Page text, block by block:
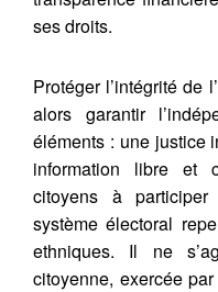
ses droits.
Protéger l’intégrité de
alors garantir
éléments : une justice
information libre et
citoyens à
système électoral
ethniques. Il ne
citoyenne, exercée